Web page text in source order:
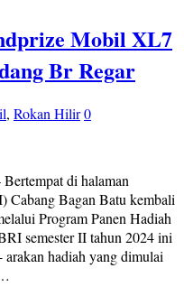
Mobil XL7
Br Regar
, Rokan Hilir0
di halaman
Cabang Bagan Batu kembali
Program Panen Hadiah
semester II tahun 2024 ini
arakan hadiah yang dimulai